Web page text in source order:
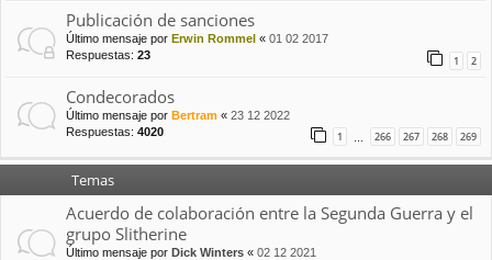
Publicación de sanciones
Último mensaje por Erwin Rommel « 01 02 2017
Respuestas: 23 1 2
Condecorados
Último mensaje por Bertram « 23 12 2022
Respuestas: 4020 1 266 267 268 269
Temas
Acuerdo de colaboración entre la Segunda Guerra y el
grupo Slitherine
Último mensaje por Dick Winters « 02 12 2021